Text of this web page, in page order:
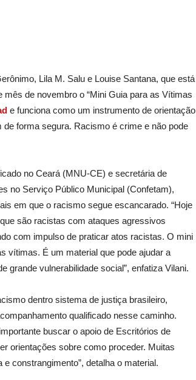
Lila M. Salu e Louise Santana, que está
de novembro o “Mini Guia para as Vítimas
e funciona como um instrumento de orientação
forma segura. Racismo é crime e não pode
no Ceará (MNU-CE) e secretária de
no Serviço Público Municipal (Confetam),
em que o racismo segue escancarado. “Hoje
são racistas com ataques agressivos
com impulso de praticar atos racistas. O mini
vítimas. É um material que pode ajudar a
grande vulnerabilidade social”, enfatiza Vilani.
dentro sistema de justiça brasileiro,
qualificado nesse caminho.
buscar o apoio de Escritórios de
orientações sobre como proceder. Muitas
constrangimento”, detalha o material.